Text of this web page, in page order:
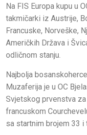
Na FIS Europa kupu u
takmičarki iz Austrije,
Francuske, Norveške,
Američkih Država i
odličnom stanju.
Najbolja
Muzaferija je u OC
Svjetskog prvenstva
francuskom
sa startnim brojem 33 i